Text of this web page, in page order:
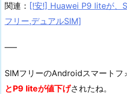
関連： [!安!] Huawei P9 liteが、
フリー,デュアルSIM]
—–
SIMフリーのAndroidスマートフ
とP9 liteが値下げされたね。